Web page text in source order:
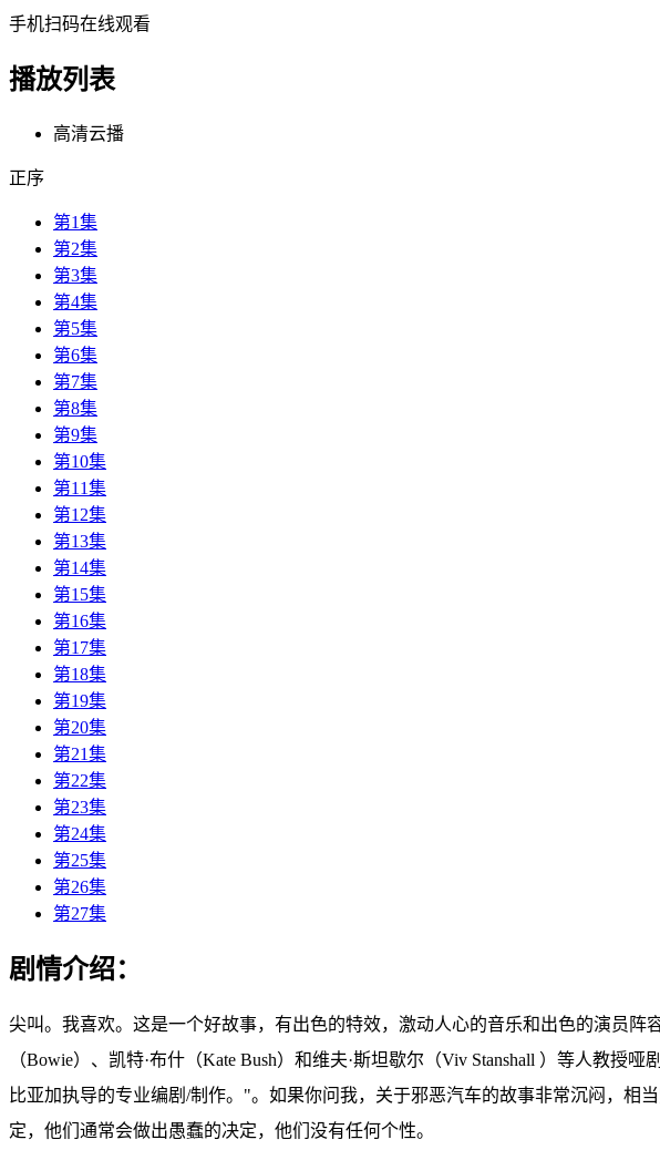
手机扫码在线观看
播放列表
高清云播
正序
第1集
第2集
第3集
第4集
第5集
第6集
第7集
第8集
第9集
第10集
第11集
第12集
第13集
第14集
第15集
第16集
第17集
第18集
第19集
第20集
第21集
第22集
第23集
第24集
第25集
第26集
第27集
剧情介绍：
尖叫。我喜欢。这是一个好故事，有出色的特效，激动人心的音乐和出色的演员阵
（Bowie）、凯特·布什（Kate Bush）和维夫·斯坦歇尔（Viv Stanshall ）等人教
比亚加执导的专业编剧/制作。"。如果你问我，关于邪恶汽车的故事非常沉闷，
定，他们通常会做出愚蠢的决定，他们没有任何个性。